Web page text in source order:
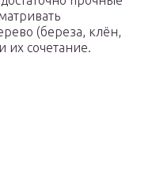
(береза, клён,
их сочетание.